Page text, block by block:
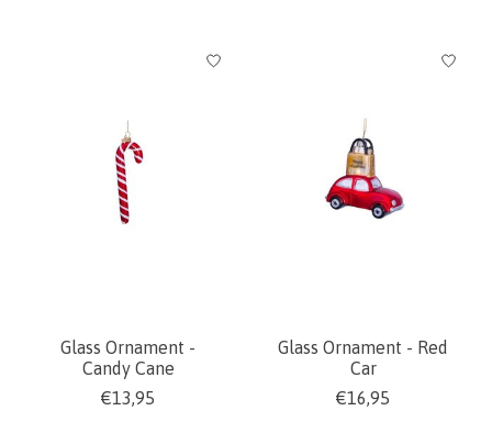
Glass Ornament -
Candy Cane
€13,95
Glass Ornament - Red
Car
€16,95